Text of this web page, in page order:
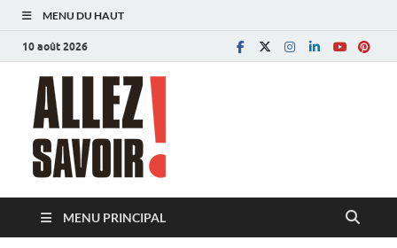
MENU DU HAUT
10 août 2026
MENU PRINCIPAL